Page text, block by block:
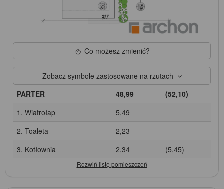
Co możesz zmienić?
Zobacz symbole zastosowane na rzutach
PARTER
48,99
(52,10)
1. Wiatrołap
5,49
2. Toaleta
2,23
3. Kotłownia
2,34 (5,45)